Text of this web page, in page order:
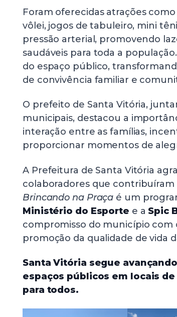
Foram oferecidas atrações
vôlei, jogos de tabuleiro, mini
pressão arterial, promovendo
saudáveis para toda a
do espaço público,
de convivência familiar e
O prefeito de Santa Vitória,
municipais, destacou a
interação entre as famílias,
proporcionar momentos de
A Prefeitura de Santa Vitória
colaboradores que contribuíram
Brincando na Praça é um
Ministério do Esporte e a Spic
compromisso do município com
promoção da qualidade de vida
Santa Vitória segue
espaços públicos em locais
para todos.